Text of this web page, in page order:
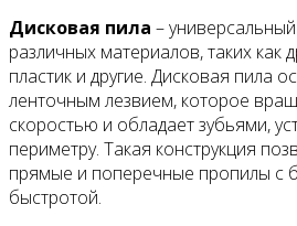
Дисковая пила –
различных материалов, таких как
пластик и другие. Дисковая пила
ленточным лезвием, которое
скоростью и обладает зубьями,
периметру. Такая конструкция
прямые и поперечные пропилы с
быстротой.